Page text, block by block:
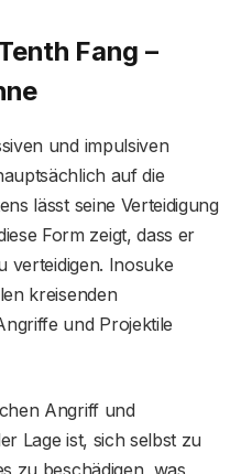
Fang –
und impulsiven
auf die
lässt seine Verteidigung
Form zeigt, dass er
verteidigen. Inosuke
kreisenden
und Projektile
Angriff und
Lage ist, sich selbst zu
zu beschädigen, was